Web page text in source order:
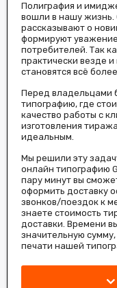
Полиграфия и
вошли в нашу
рассказывают о
формируют
потребителей. Так
практически везде и
становятся всё
Перед владельцами
типографию, где
качество работы с
изготовления
идеальным.
Мы решили эту
онлайн типографию
пару минут вы
оформить доставку
звонков/поездок к
знаете стоимость
доставки. Времени
значительную
печати нашей